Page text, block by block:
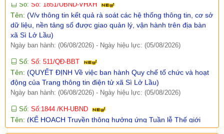
Ngày ban hành: (06/08/2026) - Ngày hiệu lực: (05/08/2026)
Số: Số: 511/QĐ-BBT
Tên: (QUYẾT ĐỊNH Về việc ban hành Quy chế tổ chức và hoạt
động của Trang thông tin điện tử xã Sì Lở Lầu)
Số:Số:1844 /KH-UBND
Tên: (KẾ HOẠCH Truyền thông hưởng ứng Tuần lễ Thế giới
Nuôi con bằng sữa mẹ năm 2026)
Số:Số:1840 /UBND-KT
Tên:(V/v rà soát đối tượng để thực hiện chính sách về đất đai